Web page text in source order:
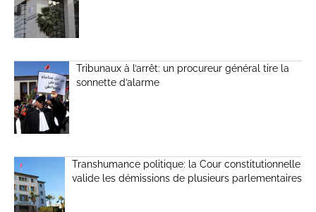
Tribunaux à l’arrêt: un procureur général tire la
sonnette d’alarme
Transhumance politique: la Cour constitutionnelle
valide les démissions de plusieurs parlementaires